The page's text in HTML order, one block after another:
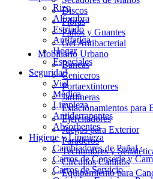
Discos
Fibras
Paños y Guantes
Gel Antibacterial
Mobiliario Urbano
Bancas
Ceniceros
Portaextintores
Jardineras
Estacionamientos para
Ejercitadores
Juegos para Exterior
Paraderos
Techumbres y
Circuitos Caninos
Equipamiento para
Rizo
Alfombra
Estriado
Antifatiga
Hogar
Especiales
Seguridad
Vial
Médica
Limpieza
Antiderrapantes
Absorbentes
Higiene y Limpieza
Cambiadores de Pañal
Carros de Conserje y
Carros de Servicio